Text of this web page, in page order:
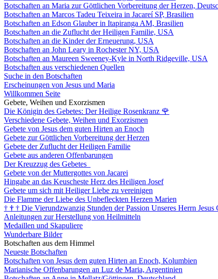
Botschaften an Maria zur Göttlichen Vorbereitung der Herzen,
Botschaften an Marcos Tadeu Teixeira in Jacareí SP, Brasilien
Botschaften an Edson Glauber in Itapiranga AM, Brasilien
Botschaften an die Zuflucht der Heiligen Familie, USA
Botschaften an die Kinder der Erneuerung, USA
Botschaften an John Leary in Rochester NY, USA
Botschaften an Maureen Sweeney-Kyle in North Ridgeville, USA
Botschaften aus verschiedenen Quellen
Suche in den Botschaften
Erscheinungen von Jesus und Maria
Willkommen Seite
Gebete, Weihen und Exorzismen
Die Königin des Gebetes: Der Heilige Rosenkranz 🌹
Verschiedene Gebete, Weihen und Exorzismen
Gebete von Jesus dem guten Hirten an Enoch
Gebete zur Göttlichen Vorbereitung der Herzen
Gebete der Zuflucht der Heiligen Familie
Gebete aus anderen Offenbarungen
Der Kreuzzug des Gebetes
Gebete von der Muttergottes von Jacarei
Hingabe an das Keuscheste Herz des Heiligen Josef
Gebete um sich mit Heiliger Liebe zu vereinigen
Die Flamme der Liebe des Unbefleckten Herzen Marien
† † † Die Vierundzwanzig Stunden der Passion Unseres Herrn Jesus
Anleitungen zur Herstellung von Heilmitteln
Medaillen und Skapuliere
Wunderbare Bilder
Botschaften aus dem Himmel
Neueste Botschaften
Botschaften von Jesus dem guten Hirten an Enoch, Kolumbien
Marianische Offenbarungen an Luz de Maria, Argentinien